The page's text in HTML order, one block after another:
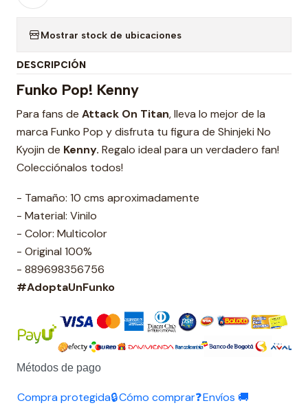
Mostrar stock de ubicaciones
DESCRIPCIÓN
Funko Pop! Kenny
Para fans de Attack On Titan, lleva lo mejor de la
marca Funko Pop y disfruta tu figura de Shinjeki No
Kyojin de Kenny. Regalo ideal para un verdadero fan!
Colecciónalos todos!
- Tamaño: 10 cms aproximadamente
- Material: Vinilo
- Color: Multicolor
- Original 100%
- 889698356756
#AdoptaUnFunko
Métodos de pago
Compra protegida🔒Cómo comprar❓Envíos 🚚